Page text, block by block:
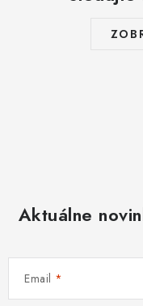
Aktuálne
Email